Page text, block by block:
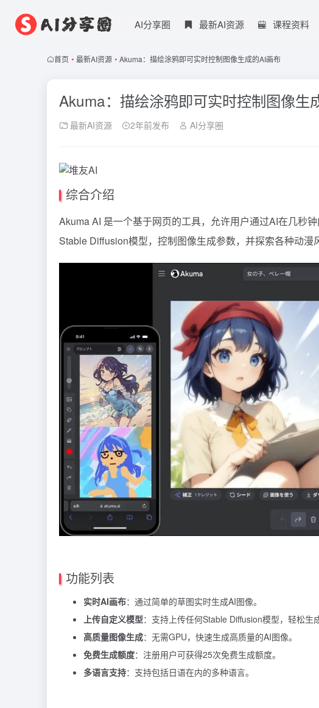
AI分享圈 最新AI资源 课程资料
首页 • 最新AI资源 • Akuma：描绘涂鸦即可实时控制图像生成的AI画布
Akuma：描绘涂鸦即可实时控制图像生
最新AI资源 2年前发布 AI分享圈
综合介绍
Akuma AI 是一个基于网页的工具，允许用户通过AI在几秒
Stable Diffusion模型，控制图像生成参数，并探索各种动漫
功能列表
实时AI画布：通过简单的草图实时生成AI图像。
上传自定义模型：支持上传任何Stable Diffusion模型，轻松生
高质量图像生成：无需GPU，快速生成高质量的AI图像。
免费生成额度：注册用户可获得25次免费生成额度。
多语言支持：支持包括日语在内的多种语言。